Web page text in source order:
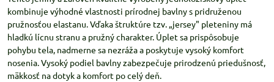
kombinuje výhodné vlastnosti prírodnej bavlny s pridruženou
pružnosťou elastanu. Vďaka štruktúre tzv. „jersey" pleteniny má
hladkú lícnu stranu a pružný charakter. Úplet sa prispôsobuje
pohybu tela, nadmerne sa nezráža a poskytuje vysoký komfort
nosenia. Vysoký podiel bavlny zabezpečuje prirodzenú priedušnosť,
mäkkosť na dotyk a komfort po celý deň.